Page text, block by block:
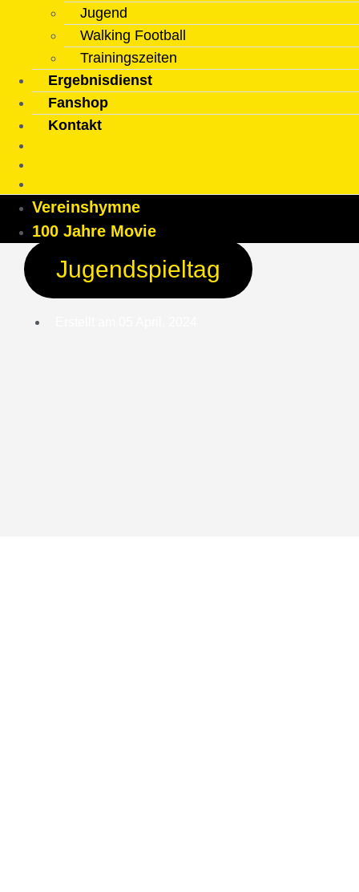
Jugend
Walking Football
Trainingszeiten
Ergebnisdienst
Fanshop
Kontakt
Vereinshymne
100 Jahre Movie
Jugendspieltag